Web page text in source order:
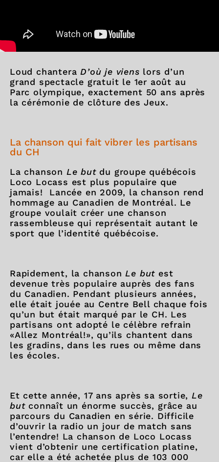
Loud chantera D’où je viens lors d’un
grand spectacle gratuit le 1er août au
Parc olympique, exactement 50 ans après
la cérémonie de clôture des Jeux.
La chanson qui fait vibrer les partisans
du CH
La chanson Le butdu groupe québécois
Loco Locass est plus populaire que
jamais! Lancée en 2009, la chanson rend
hommage au Canadien de Montréal. Le
groupe voulait créer une chanson
rassembleuse qui représentait autant le
sport que l’identité québécoise.
Rapidement, la chanson Le but est
devenue très populaire auprès des fans
du Canadien. Pendant plusieurs années,
elle était jouée au Centre Bell chaque fois
qu’un but était marqué par le CH. Les
partisans ont adopté le célèbre refrain
«Allez Montréal!», qu’ils chantent dans
les gradins, dans les rues ou même dans
les écoles.
Et cette année, 17 ans après sa sortie, Le
but connaît un énorme succès, grâce au
parcours du Canadien en série. Difficile
d’ouvrir la radio un jour de match sans
l’entendre! La chanson de Loco Locass
vient d’obtenir une certification platine,
car elle a été achetée plus de 103 000